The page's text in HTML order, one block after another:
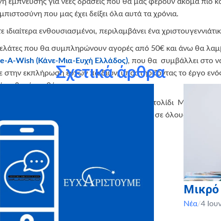
που μας έχει δείξει όλα αυτά τα χρόνια.
ενθουσιασμένοι, περιλαμβάνει ένα
που θα συμπληρώνουν αγορές από 50€ και άνω θα
A-Wish (Κάνε-Μια-Ευχή Ελλάδος), που θα συμβάλλει στο
στην εκπλήρωση ευχών παιδιών, υποστηρίζοντας το έργο
σοβαρές ασθένειες.
που θα δώσει δύναμη στις ευχές τους. Το στολίδι Make-A-
χριστουγεννιάτικα δέντρα, για να θυμίζει σε όλους πως
κάθε οικογένεια.
Σχετικά άρθρα
Νέα/4